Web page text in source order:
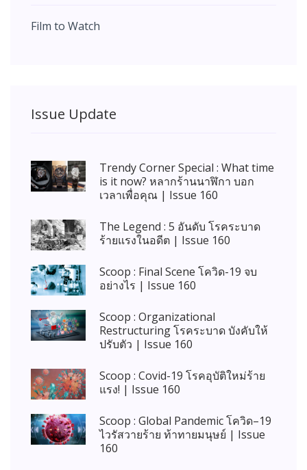
Film to Watch
Issue Update
Trendy Corner Special : What time
is it now? หลากร้านนาฬิกา บอก
เวลาเพื่อคุณ | Issue 160
The Legend : 5 อันดับ โรคระบาด
ร้ายแรงในอดีต | Issue 160
Scoop : Final Scene โควิด-19 จบ
อย่างไร | Issue 160
Scoop : Organizational
Restructuring โรคระบาด บังคับให้
ปรับตัว | Issue 160
Scoop : Covid-19 โรคอุบัติใหม่ร้าย
แรง! | Issue 160
Scoop : Global Pandemic โควิด–19
ไวรัสวายร้าย ท้าทายมนุษย์ | Issue
160